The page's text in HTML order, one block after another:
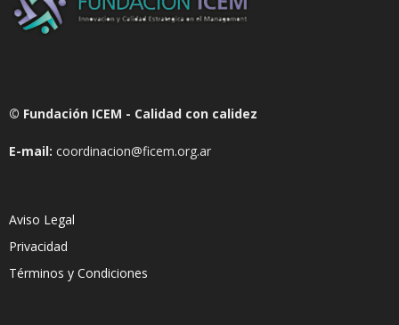
© Fundación ICEM - Calidad con calidez
E-mail: coordinacion@ficem.org.ar
Aviso Legal
Privacidad
Términos y Condiciones